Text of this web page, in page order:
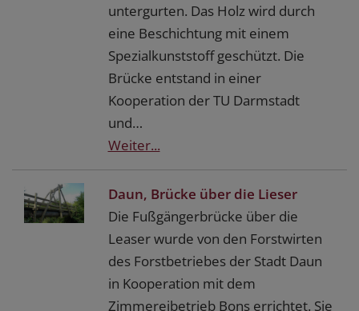
untergurten. Das Holz wird durch
eine Beschichtung mit einem
Spezialkunststoff geschützt. Die
Brücke entstand in einer
Kooperation der TU Darmstadt
und…
Weiter...
Daun, Brücke über die Lieser
Die Fußgängerbrücke über die
Leaser wurde von den Forstwirten
des Forstbetriebes der Stadt Daun
in Kooperation mit dem
Zimmereibetrieb Bons errichtet. Sie